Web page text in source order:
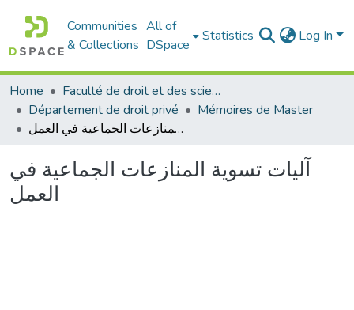
Communities
& Collections
All of
DSpace
Statistics Log In
Home
Faculté de droit et des sciences politiques
Département de droit privé
Mémoires de Master
آليات تسوية المنازعات الجماعية في العمل
آليات تسوية المنازعات الجماعية في
العمل